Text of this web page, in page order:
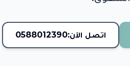
اتصل الآن:0588012390